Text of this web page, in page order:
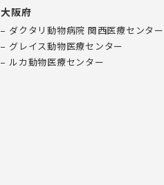
大阪府
ダクタリ動物病院 関西医療センター
グレイス動物医療センター
ルカ動物医療センター